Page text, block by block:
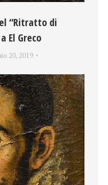
“Ritratto di
El Greco
20, 2019